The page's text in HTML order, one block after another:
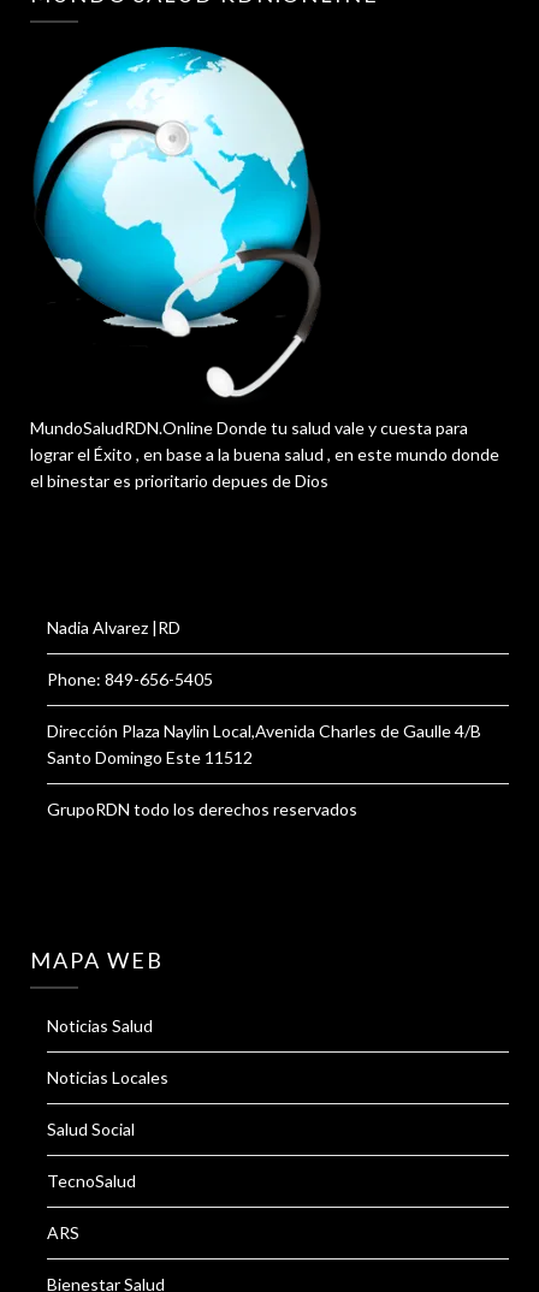
MundoSaludRDN.Online Donde tu salud vale y cuesta para
lograr el Éxito , en base a la buena salud , en este mundo donde
el binestar es prioritario depues de Dios
Nadia Alvarez |RD
Phone: 849-656-5405
Dirección Plaza Naylin Local,Avenida Charles de Gaulle 4/B
Santo Domingo Este 11512
GrupoRDN todo los derechos reservados
MAPA WEB
Noticias Salud
Noticias Locales
Salud Social
TecnoSalud
ARS
Bienestar Salud